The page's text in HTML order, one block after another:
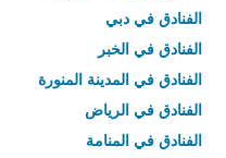
الفنادق في دبي
الفنادق في الخبر
الفنادق في المدينة المنورة
الفنادق في الرياض
الفنادق في المنامة